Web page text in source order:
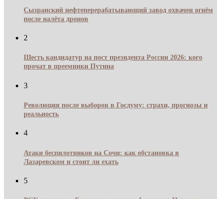
Сызранский нефтеперерабатывающий завод охвачен огнём
после налёта дронов
2
Шесть кандидатур на пост президента России 2026: кого
прочат в преемники Путина
3
Революция после выборов в Госдуму: страхи, прогнозы и
реальность
4
Атаки беспилотников на Сочи: как обстановка в
Лазаревском и стоит ли ехать
5